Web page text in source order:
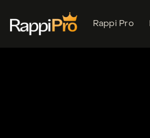
Rappi Pro